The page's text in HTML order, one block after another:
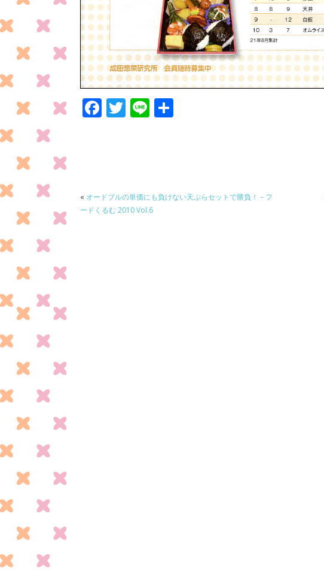
F
o
k
T Li
« オードブルの単価にも負けない天ぷらセットで勝負！ – フ
ードくるむ 2010 Vol.6